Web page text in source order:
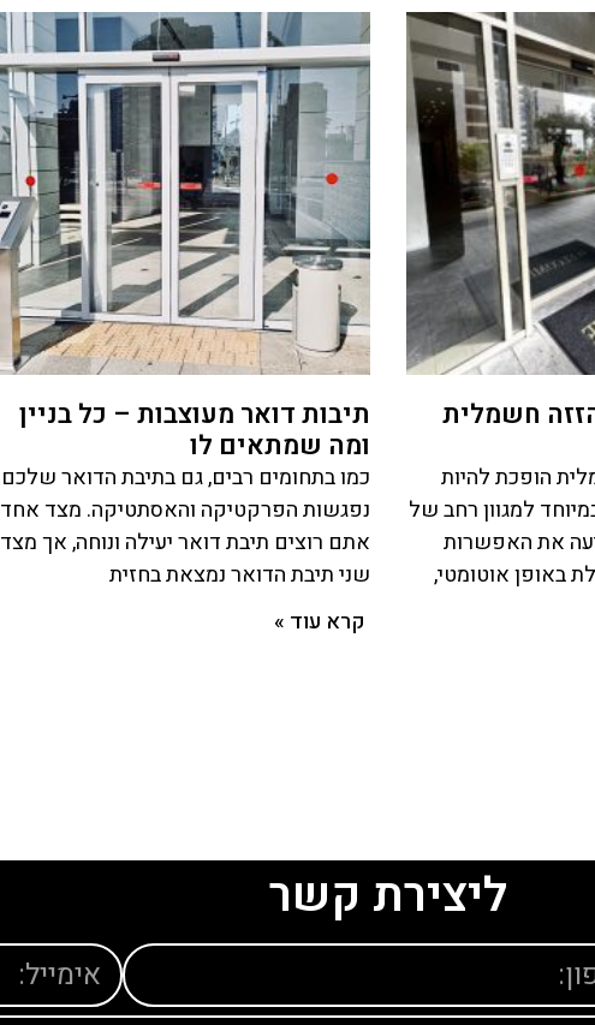
חשמלית
הופכת להיות
למגוון רחב של
את האפשרות
באופן אוטומטי,
תיבות דואר מעוצבות – כל בניין
ומה שמתאים לו
כמו בתחומים רבים, גם בתיבת הדואר שלכם
נפגשות הפרקטיקה והאסתטיקה. מצד אחד
אתם רוצים תיבת דואר יעילה ונוחה, אך מצד
שני תיבת הדואר נמצאת בחזית
קרא עוד »
ליצירת קשר